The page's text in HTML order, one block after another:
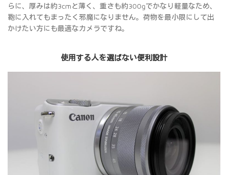
らに、厚みは約3cmと薄く、重さも約300gでかなり軽量なため、
鞄に入れてもまったく邪魔になりません。荷物を最小限にして出
かけたい方にも最適なカメラですね。
使用する人を選ばない便利設計